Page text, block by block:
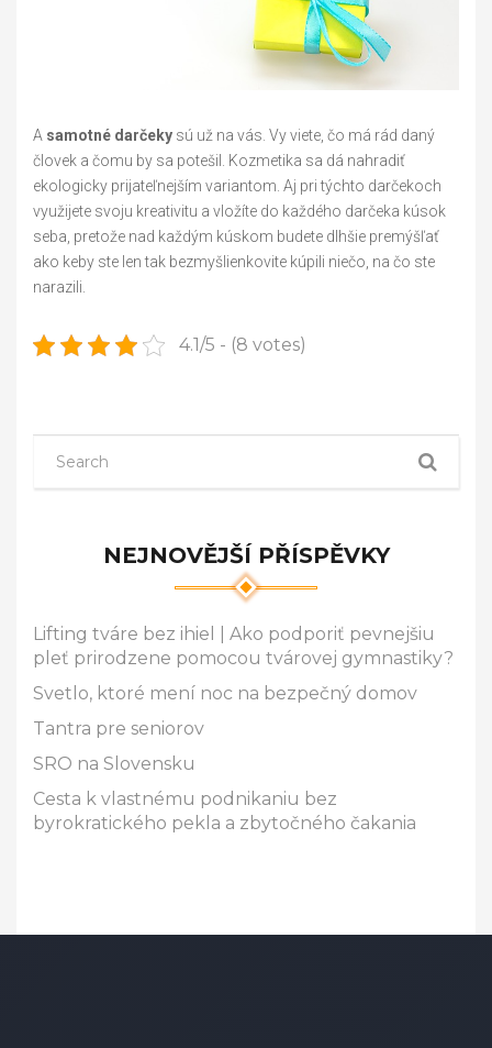
A samotné darčeky sú už na vás. Vy viete, čo má rád daný
človek a čomu by sa potešil. Kozmetika sa dá nahradiť
ekologicky prijateľnejším variantom. Aj pri týchto darčekoch
využijete svoju kreativitu a vložíte do každého darčeka kúsok
seba, pretože nad každým kúskom budete dlhšie premýšľať
ako keby ste len tak bezmyšlienkovite kúpili niečo, na čo ste
narazili.
4.1/5 - (8 votes)
NEJNOVĚJŠÍ PŘÍSPĚVKY
Lifting tváre bez ihiel | Ako podporiť pevnejšiu
pleť prirodzene pomocou tvárovej gymnastiky?
Svetlo, ktoré mení noc na bezpečný domov
Tantra pre seniorov
SRO na Slovensku
Cesta k vlastnému podnikaniu bez
byrokratického pekla a zbytočného čakania